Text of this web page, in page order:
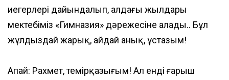
иегерлері дайындалып, алдағы жылдары
мектебіміз «Гимназия» дәрежесіне алады.. Бұл
жұлдыздай жарық, айдай анық, ұстазым!
Апай: Рахмет, темірқазығым! Ал енді ғарыш